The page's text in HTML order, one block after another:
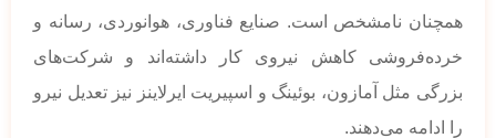
همچنان نامشخص است. صنایع فناوری، هوانوردی، رسانه و
خرده‌فروشی کاهش نیروی کار داشته‌اند و شرکت‌های
بزرگی مثل آمازون، بوئینگ و اسپیریت ایرلاینز نیز تعدیل نیرو
را ادامه می‌دهند.